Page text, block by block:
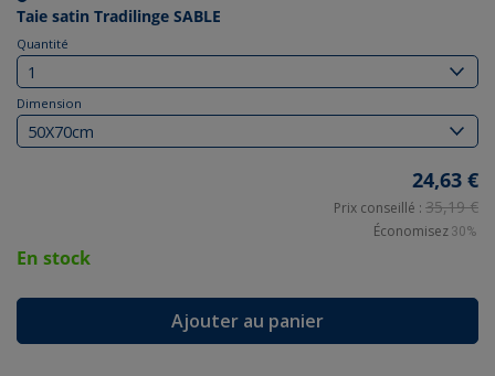
Taie satin Tradilinge SABLE
Quantité
Dimension
24,63 €
Prix conseillé : 35,19 €
Économisez 30%
En stock
Ajouter au panier